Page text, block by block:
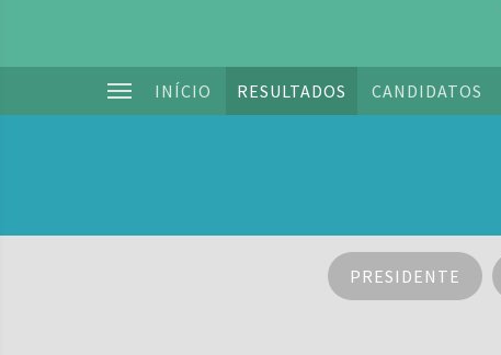
INÍCIO RESULTADOS CANDIDATOS
PRESIDENTE